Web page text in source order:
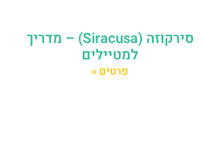
סירקוזה (Siracusa) – מדריך
למטיילים
פרטים »